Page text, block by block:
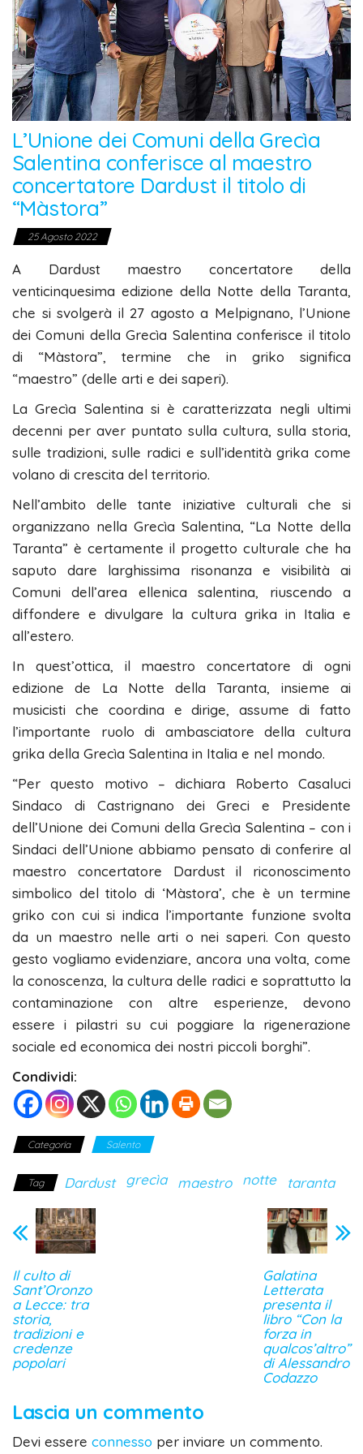
L’Unione dei Comuni della Grecìa
Salentina conferisce al maestro
concertatore Dardust il titolo di
“Màstora”
25 Agosto 2022
A Dardust maestro concertatore della
venticinquesima edizione della Notte della Taranta,
che si svolgerà il 27 agosto a Melpignano, l’Unione
dei Comuni della Grecìa Salentina conferisce il titolo
di “Màstora”, termine che in griko significa
“maestro” (delle arti e dei saperi).
La Grecìa Salentina si è caratterizzata negli ultimi
decenni per aver puntato sulla cultura, sulla storia,
sulle tradizioni, sulle radici e sull’identità grika come
volano di crescita del territorio.
Nell’ambito delle tante iniziative culturali che si
organizzano nella Grecìa Salentina, “La Notte della
Taranta” è certamente il progetto culturale che ha
saputo dare larghissima risonanza e visibilità ai
Comuni dell’area ellenica salentina, riuscendo a
diffondere e divulgare la cultura grika in Italia e
all’estero.
In quest’ottica, il maestro concertatore di ogni
edizione de La Notte della Taranta, insieme ai
musicisti che coordina e dirige, assume di fatto
l’importante ruolo di ambasciatore della cultura
grika della Grecìa Salentina in Italia e nel mondo.
“Per questo motivo – dichiara Roberto Casaluci
Sindaco di Castrignano dei Greci e Presidente
dell’Unione dei Comuni della Grecìa Salentina – con i
Sindaci dell’Unione abbiamo pensato di conferire al
maestro concertatore Dardust il riconoscimento
simbolico del titolo di ‘Màstora’, che è un termine
griko con cui si indica l’importante funzione svolta
da un maestro nelle arti o nei saperi. Con questo
gesto vogliamo evidenziare, ancora una volta, come
la conoscenza, la cultura delle radici e soprattutto la
contaminazione con altre esperienze, devono
essere i pilastri su cui poggiare la rigenerazione
sociale ed economica dei nostri piccoli borghi”.
Condividi:
Categoria Salento
Tag Dardust grecìa maestro notte taranta
Il culto di
Sant’Oronzo
a Lecce: tra
storia,
tradizioni e
credenze
popolari
Galatina
Letterata
presenta il
libro “Con la
forza in
qualcos’altro”
di Alessandro
Codazzo
Lascia un commento
Devi essere connesso per inviare un commento.